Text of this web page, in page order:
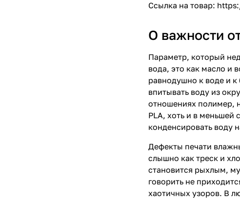
Ссылка на товар:
О важности
Параметр, который
вода, это как масло и
равнодушно к воде и к
впитывать воду из
отношениях полимер,
PLA, хоть и в меньшей
конденсировать воду
Дефекты печати
слышно как треск и
становится рыхлым,
говорить не
хаотичных узоров. В